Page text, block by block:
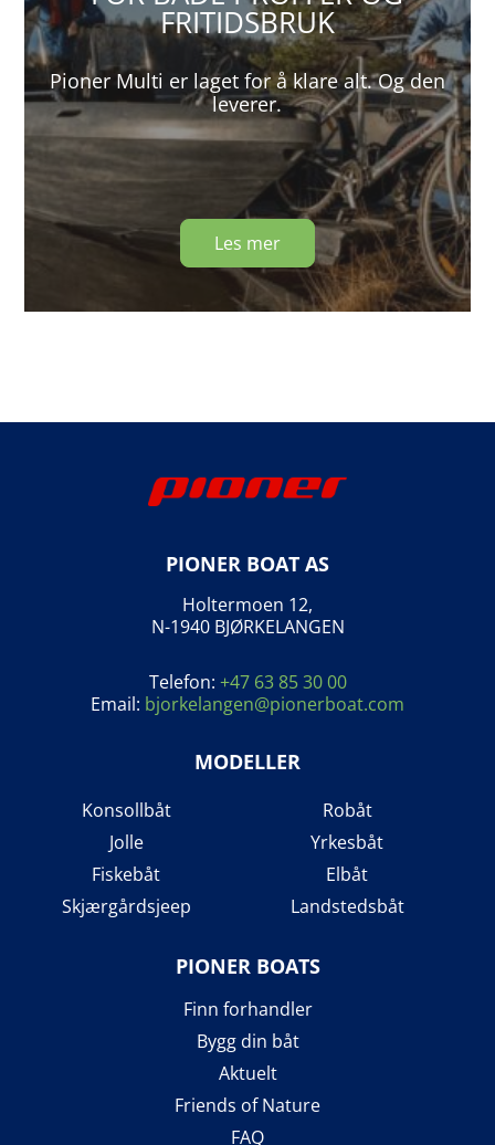
FRITIDSBRUK
Pioner Multi er laget for å klare alt. Og den
leverer.
Les mer
PIONER BOAT AS
Holtermoen 12,
N-1940 BJØRKELANGEN
Telefon: +47 63 85 30 00
Email: bjorkelangen@pionerboat.com
MODELLER
Konsollbåt
Jolle
Fiskebåt
Skjærgårdsjeep
Robåt
Yrkesbåt
Elbåt
Landstedsbåt
PIONER BOATS
Finn forhandler
Bygg din båt
Aktuelt
Friends of Nature
FAQ